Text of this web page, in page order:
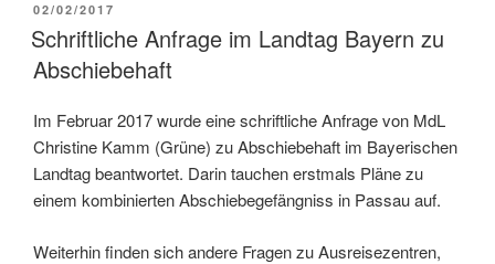
02/02/2017
Schriftliche Anfrage im Landtag Bayern zu
Abschiebehaft
Im Februar 2017 wurde eine schriftliche Anfrage von MdL
Christine Kamm (Grüne) zu Abschiebehaft im Bayerischen
Landtag beantwortet. Darin tauchen erstmals Pläne zu
einem kombinierten Abschiebegefängniss in Passau auf.
Weiterhin finden sich andere Fragen zu Ausreisezentren,